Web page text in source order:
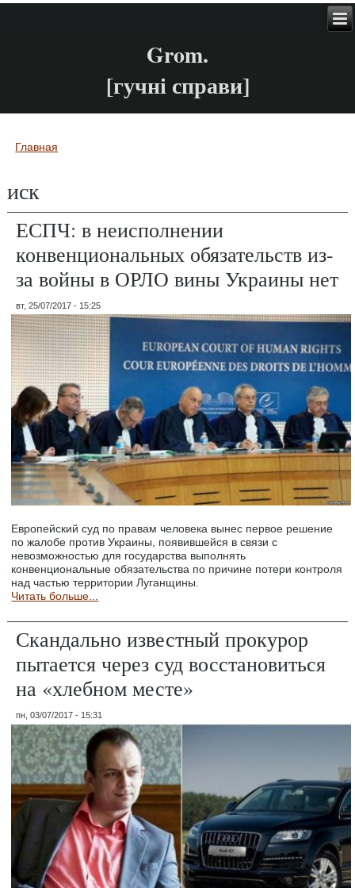
Grom.
[гучні справи]
Вы здесь
Главная
иск
ЕСПЧ: в неисполнении
конвенциональных обязательств из-
за войны в ОРЛО вины Украины нет
вт, 25/07/2017 - 15:25
Европейский суд по правам человека вынес первое решение
по жалобе против Украины, появившейся в связи с
невозможностью для государства выполнять
конвенциональные обязательства по причине потери контроля
над частью территории Луганщины.
Читать больше...
Скандально известный прокурор
пытается через суд восстановиться
на «хлебном месте»
пн, 03/07/2017 - 15:31